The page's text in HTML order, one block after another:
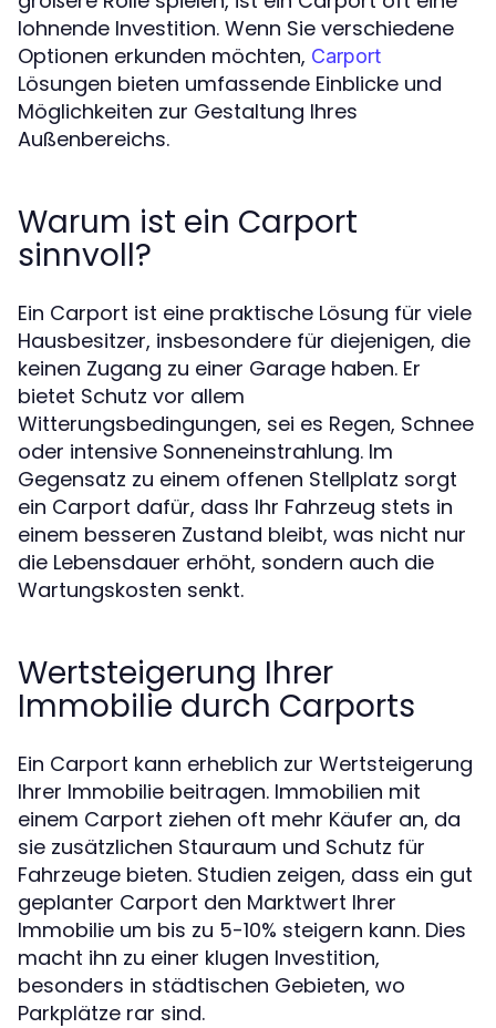
lohnende Investition. Wenn Sie verschiedene
Optionen erkunden möchten, Carport
Lösungen bieten umfassende Einblicke und
Möglichkeiten zur Gestaltung Ihres
Außenbereichs.
Warum ist ein Carport
sinnvoll?
Ein Carport ist eine praktische Lösung für viele
Hausbesitzer, insbesondere für diejenigen, die
keinen Zugang zu einer Garage haben. Er
bietet Schutz vor allem
Witterungsbedingungen, sei es Regen, Schnee
oder intensive Sonneneinstrahlung. Im
Gegensatz zu einem offenen Stellplatz sorgt
ein Carport dafür, dass Ihr Fahrzeug stets in
einem besseren Zustand bleibt, was nicht nur
die Lebensdauer erhöht, sondern auch die
Wartungskosten senkt.
Wertsteigerung Ihrer
Immobilie durch Carports
Ein Carport kann erheblich zur Wertsteigerung
Ihrer Immobilie beitragen. Immobilien mit
einem Carport ziehen oft mehr Käufer an, da
sie zusätzlichen Stauraum und Schutz für
Fahrzeuge bieten. Studien zeigen, dass ein gut
geplanter Carport den Marktwert Ihrer
Immobilie um bis zu 5-10% steigern kann. Dies
macht ihn zu einer klugen Investition,
besonders in städtischen Gebieten, wo
Parkplätze rar sind.